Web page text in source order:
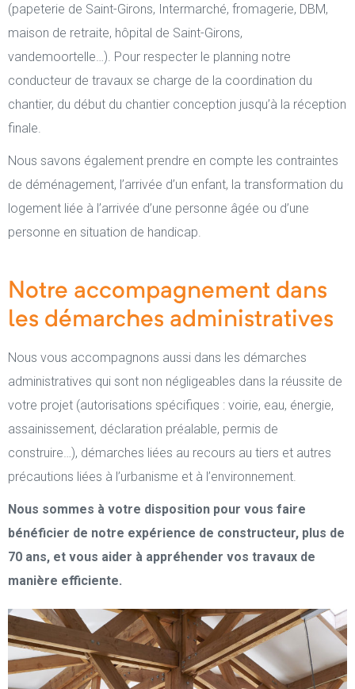
(papeterie de Saint-Girons, Intermarché, fromagerie, DBM,
maison de retraite, hôpital de Saint-Girons,
vandemoortelle…). Pour respecter le planning notre
conducteur de travaux se charge de la coordination du
chantier, du début du chantier conception jusqu’à la réception
finale.
Nous savons également prendre en compte les contraintes
de déménagement, l’arrivée d’un enfant, la transformation du
logement liée à l’arrivée d’une personne âgée ou d’une
personne en situation de handicap.
Notre accompagnement dans
les démarches administratives
Nous vous accompagnons aussi dans les démarches
administratives qui sont non négligeables dans la réussite de
votre projet (autorisations spécifiques : voirie, eau, énergie,
assainissement, déclaration préalable, permis de
construire…), démarches liées au recours au tiers et autres
précautions liées à l’urbanisme et à l’environnement.
Nous sommes à votre disposition pour vous faire
bénéficier de notre expérience de constructeur, plus de
70 ans, et vous aider à appréhender vos travaux de
manière efficiente.